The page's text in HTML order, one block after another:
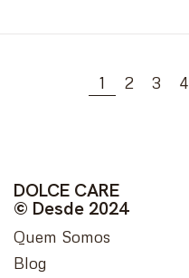
1 2 3 4
DOLCE CARE
© Desde 2024
Quem Somos
Blog